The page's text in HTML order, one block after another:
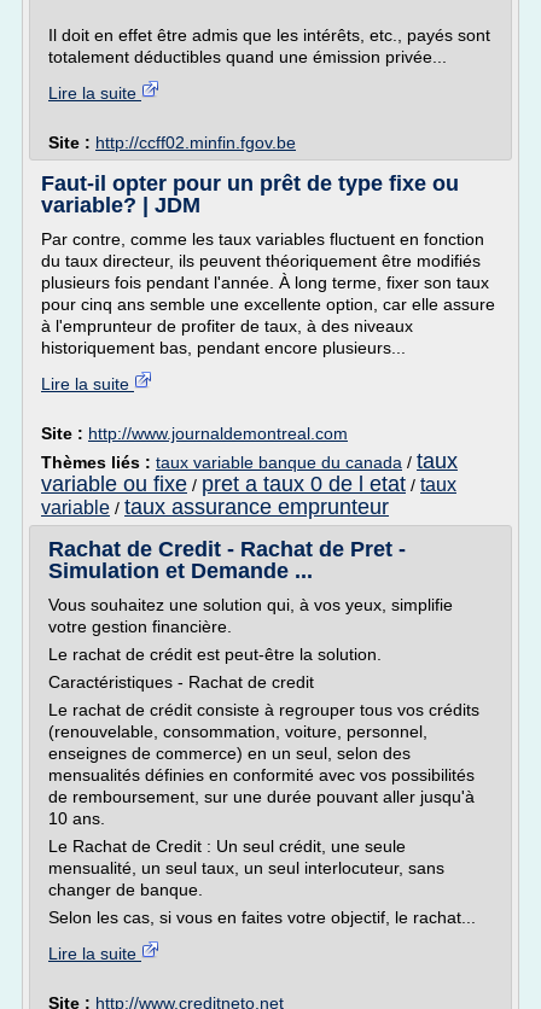
Il doit en effet être admis que les intérêts, etc., payés sont
totalement déductibles quand une émission privée...
Lire la suite
Site : http://ccff02.minfin.fgov.be
Faut-il opter pour un prêt de type fixe ou
variable? | JDM
Par contre, comme les taux variables fluctuent en fonction
du taux directeur, ils peuvent théoriquement être modifiés
plusieurs fois pendant l'année. À long terme, fixer son taux
pour cinq ans semble une excellente option, car elle assure
à l'emprunteur de profiter de taux, à des niveaux
historiquement bas, pendant encore plusieurs...
Lire la suite
Site : http://www.journaldemontreal.com
Thèmes liés : taux variable banque du canada / taux
variable ou fixe / pret a taux 0 de l etat / taux
variable / taux assurance emprunteur
Rachat de Credit - Rachat de Pret -
Simulation et Demande ...
Vous souhaitez une solution qui, à vos yeux, simplifie
votre gestion financière.
Le rachat de crédit est peut-être la solution.
Caractéristiques - Rachat de credit
Le rachat de crédit consiste à regrouper tous vos crédits
(renouvelable, consommation, voiture, personnel,
enseignes de commerce) en un seul, selon des
mensualités définies en conformité avec vos possibilités
de remboursement, sur une durée pouvant aller jusqu'à
10 ans.
Le Rachat de Credit : Un seul crédit, une seule
mensualité, un seul taux, un seul interlocuteur, sans
changer de banque.
Selon les cas, si vous en faites votre objectif, le rachat...
Lire la suite
Site : http://www.creditneto.net